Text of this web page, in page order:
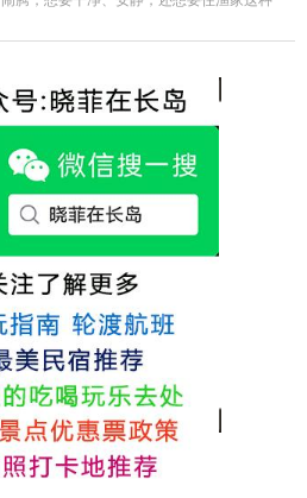
各不相同，可以根据自己的喜好选择。非常
热情，能根据我提出的需求来安排房间，这
点很好。
选择津岸民宿，实际体验客房很干净，饭菜
很好，每顿饭也不重样的，海鲜确实是非常
的新鲜呢，另外值得一提的是，他家的海菜
包子非常好吃。 其实长岛可选的酒店、民宿
各不相同，可以根据自己的喜好选择。非常
推荐津岸民宿，关键是老板娘晓菲很细心、
热情，能根据我提出的需求来安排房间，这
点很好。